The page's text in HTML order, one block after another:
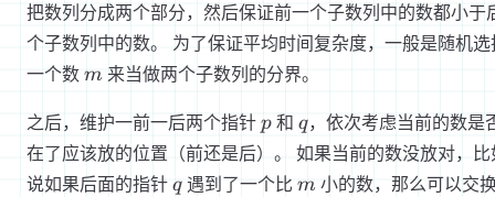
把数列分成两个部分，然后保证前一个子数列中的数都小于
个子数列中的数。 为了保证平均时间复杂度，一般是随机选
一个数 m
m 来当做两个子数列的分界。
之后，维护一前一后两个指针 p
p 和 q
q，依次考虑当前的数是
在了应该放的位置（前还是后）。 如果当前的数没放对，比
说如果后面的指针 q
q遇到了一个比 m
m小的数，那么可以交